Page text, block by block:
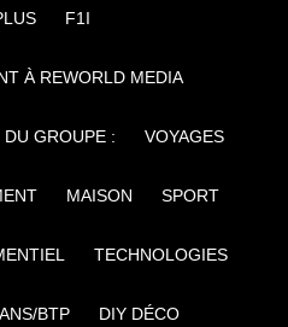
F1I
À REWORLD MEDIA
GROUPE : VOYAGES
MAISON SPORT
TECHNOLOGIES
BTP DIY DÉCO